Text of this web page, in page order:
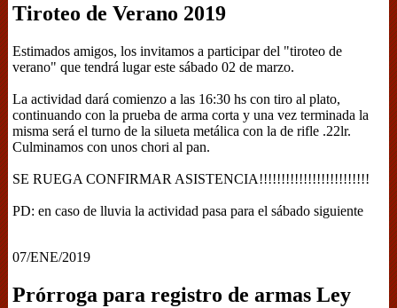
Tiroteo de Verano 2019
Estimados amigos, los invitamos a participar del "tiroteo de
verano" que tendrá lugar este sábado 02 de marzo.
La actividad dará comienzo a las 16:30 hs con tiro al plato,
continuando con la prueba de arma corta y una vez terminada la
misma será el turno de la silueta metálica con la de rifle .22lr.
Culminamos con unos chori al pan.
SE RUEGA CONFIRMAR ASISTENCIA!!!!!!!!!!!!!!!!!!!!!!!!!
PD: en caso de lluvia la actividad pasa para el sábado siguiente
07/ENE/2019
Prórroga para registro de armas Ley